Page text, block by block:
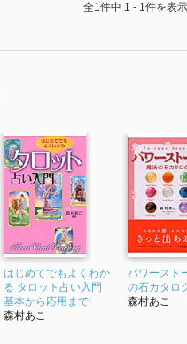
全1件中 1 - 1件を表示
はじめてでもよくわか
る タロット占い入門
基本から応用まで!
森村あこ
パワースト
の石カタロ
森村あこ